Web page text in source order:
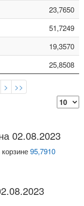
23,7650
51,7249
19,3570
25,8508
> >>
02.08.2023
95,7910